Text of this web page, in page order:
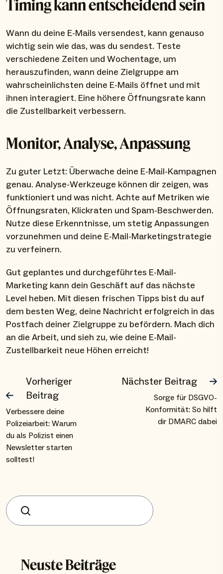
Timing kann entscheidend sein
Wann du deine E-Mails versendest, kann genauso
wichtig sein wie das, was du sendest. Teste
verschiedene Zeiten und Wochentage, um
herauszufinden, wann deine Zielgruppe am
wahrscheinlichsten deine E-Mails öffnet und mit
ihnen interagiert. Eine höhere Öffnungsrate kann
die Zustellbarkeit verbessern.
Monitor, Analyse, Anpassung
Zu guter Letzt: Überwache deine E-Mail-Kampagnen
genau. Analyse-Werkzeuge können dir zeigen, was
funktioniert und was nicht. Achte auf Metriken wie
Öffnungsraten, Klickraten und Spam-Beschwerden.
Nutze diese Erkenntnisse, um stetig Anpassungen
vorzunehmen und deine E-Mail-Marketingstrategie
zu verfeinern.
Gut geplantes und durchgeführtes E-Mail-
Marketing kann dein Geschäft auf das nächste
Level heben. Mit diesen frischen Tipps bist du auf
dem besten Weg, deine Nachricht erfolgreich in das
Postfach deiner Zielgruppe zu befördern. Mach dich
an die Arbeit, und sieh zu, wie deine E-Mail-
Zustellbarkeit neue Höhen erreicht!
Vorheriger
Beitrag
Verbessere deine
Polizeiarbeit: Warum
du als Polizist einen
Newsletter starten
solltest!
Nächster Beitrag
Sorge für DSGVO-
Konformität: So hilft
dir DMARC dabei
Suchen
Neuste Beiträge